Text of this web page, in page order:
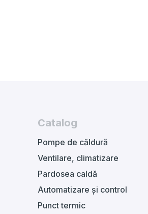
Catalog
Pompe de căldură
Ventilare, climatizare
Pardosea caldă
Automatizare și control
Punct termic